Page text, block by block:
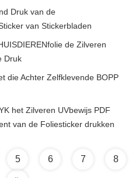
Druk van de
van Stickerbladen
de Zilveren
Druk
die Achter Zelfklevende BOPP
het Zilveren UVbewijs PDF
van de Foliesticker drukken
5 6 7 8